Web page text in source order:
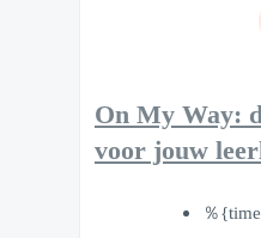
On My Way:
voor jouw
％